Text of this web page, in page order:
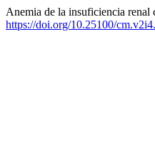
Anemia de la insuficiencia
https://doi.org/10.25100/